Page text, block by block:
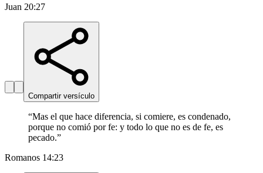
Juan 20:27
Compartir versículo
“Mas el que hace diferencia, si comiere, es condenado,
porque no comió por fe: y todo lo que no es de fe, es
pecado.”
Romanos 14:23